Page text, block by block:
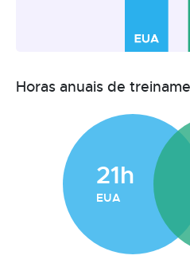
Horas anuais de
21h
EUA